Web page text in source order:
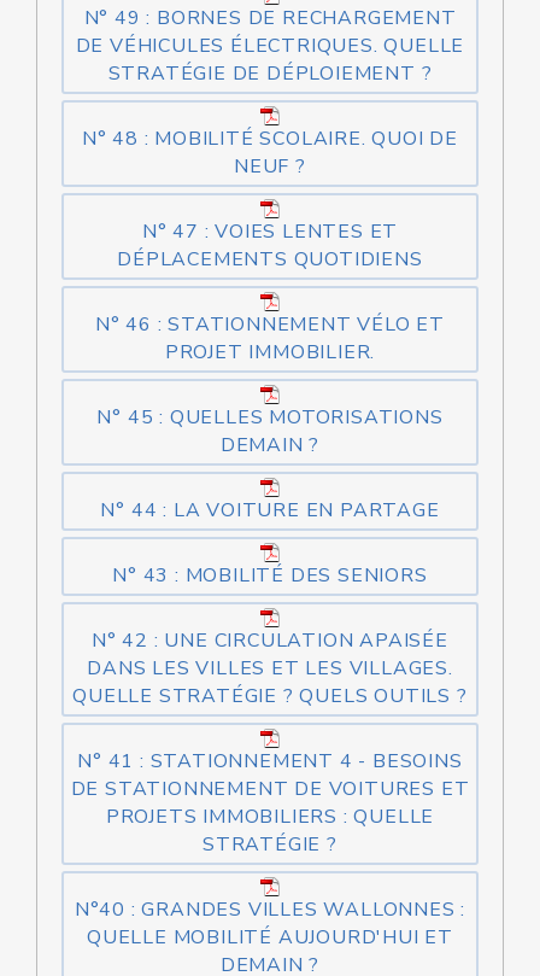
N° 49 : BORNES DE RECHARGEMENT
DE VÉHICULES ÉLECTRIQUES. QUELLE
STRATÉGIE DE DÉPLOIEMENT ?
N° 48 : MOBILITÉ SCOLAIRE. QUOI DE
NEUF ?
N° 47 : VOIES LENTES ET
DÉPLACEMENTS QUOTIDIENS
N° 46 : STATIONNEMENT VÉLO ET
PROJET IMMOBILIER.
N° 45 : QUELLES MOTORISATIONS
DEMAIN ?
N° 44 : LA VOITURE EN PARTAGE
N° 43 : MOBILITÉ DES SENIORS
N° 42 : UNE CIRCULATION APAISÉE
DANS LES VILLES ET LES VILLAGES.
QUELLE STRATÉGIE ? QUELS OUTILS ?
N° 41 : STATIONNEMENT 4 - BESOINS
DE STATIONNEMENT DE VOITURES ET
PROJETS IMMOBILIERS : QUELLE
STRATÉGIE ?
N°40 : GRANDES VILLES WALLONNES :
QUELLE MOBILITÉ AUJOURD'HUI ET
DEMAIN ?